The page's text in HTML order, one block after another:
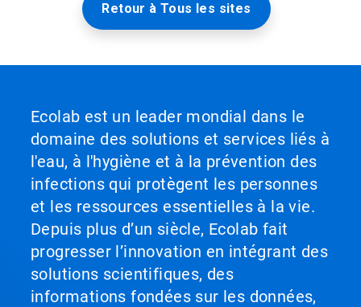
Retour à Tous les sites
Ecolab est un leader mondial dans le
domaine des solutions et services liés à
l'eau, à l'hygiène et à la prévention des
infections qui protègent les personnes
et les ressources essentielles à la vie.
Depuis plus d’un siècle, Ecolab fait
progresser l’innovation en intégrant des
solutions scientifiques, des
informations fondées sur les données,